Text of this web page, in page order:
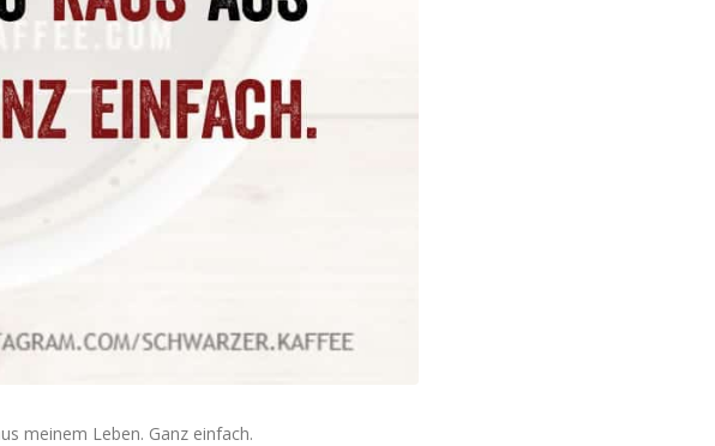
meinem Leben. Ganz einfach.